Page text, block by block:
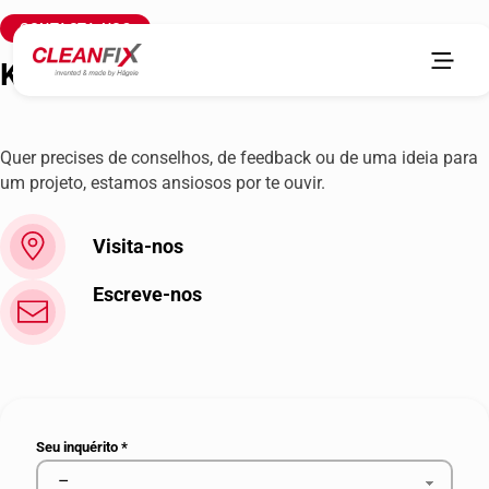
KRESLOPROF/Uraltrade LLC
CONTACTA-NOS
Quer precises de conselhos, de feedback ou de uma ideia para
um projeto, estamos ansiosos por te ouvir.
Visita-nos
Escreve-nos
Seu inquérito*